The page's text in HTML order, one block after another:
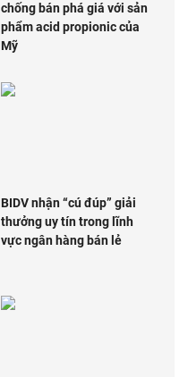
chống bán phá giá với sản
phẩm acid propionic của
Mỹ
BIDV nhận “cú đúp” giải
thưởng uy tín trong lĩnh
vực ngân hàng bán lẻ